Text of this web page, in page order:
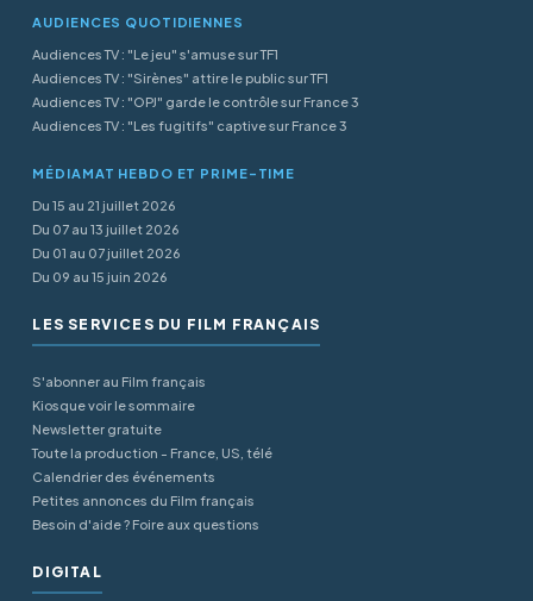
AUDIENCES QUOTIDIENNES
Audiences TV : "Le jeu" s'amuse sur TF1
Audiences TV : "Sirènes" attire le public sur TF1
Audiences TV : "OPJ" garde le contrôle sur France 3
Audiences TV : "Les fugitifs" captive sur France 3
MÉDIAMAT HEBDO ET PRIME-TIME
Du 15 au 21 juillet 2026
Du 07 au 13 juillet 2026
Du 01 au 07 juillet 2026
Du 09 au 15 juin 2026
LES SERVICES DU FILM FRANÇAIS
S'abonner au Film français
Kiosque voir le sommaire
Newsletter gratuite
Toute la production - France, US, télé
Calendrier des événements
Petites annonces du Film français
Besoin d'aide ? Foire aux questions
DIGITAL